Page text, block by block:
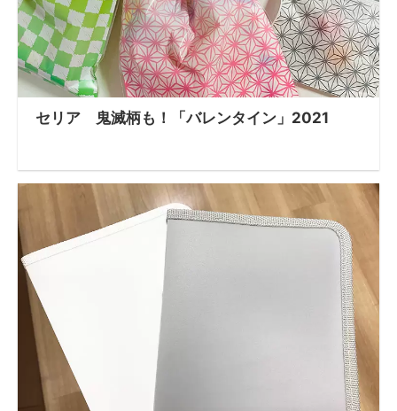
セリア 鬼滅柄も！「バレンタイン」2021